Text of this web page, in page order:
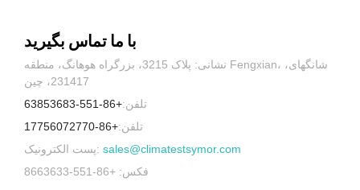
با ما تماس بگیرید
نشانی: پلاک 3215، بزرگراه هوهانگ، منطقه Fengxian، شانگهای،
231417، چین
تلفن:+86-551-63853683
تلفن:+86-17756072770
پست الکترونیک: sales@climatestsymor.com
فکس: +86-551-8663633